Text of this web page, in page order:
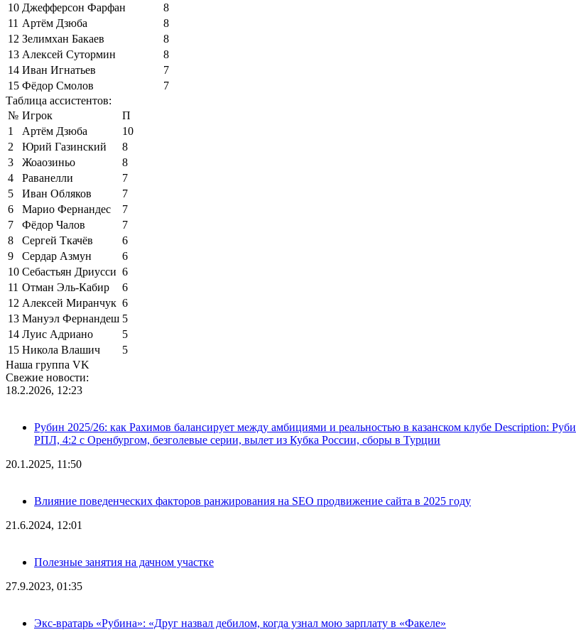
10 Джефферсон Фарфан
8
11 Артём Дзюба
8
12 Зелимхан Бакаев
8
13 Алексей Сутормин
8
14 Иван Игнатьев
7
15 Фёдор Смолов
7
Таблица ассистентов:
№ Игрок
П
1
Артём Дзюба
10
2
Юрий Газинский
8
3
Жоаозиньо
8
4
Раванелли
7
5
Иван Обляков
7
6
Марио Фернандес
7
7
Фёдор Чалов
7
8
Сергей Ткачёв
6
9
Сердар Азмун
6
10 Себастьян Дриусси 6
11 Отман Эль-Кабир
6
12 Алексей Миранчук 6
13 Мануэл Фернандеш 5
14 Луис Адриано
5
15 Никола Влашич
5
Наша группа VK
Свежие новости:
18.2.2026, 12:23
Рубин 2025/26: как Рахимов балансирует между амбициями и реальностью в казанском клубе Description:
РПЛ, 4:2 с Оренбургом, безголевые серии, вылет из Кубка России, сборы в Турции
20.1.2025, 11:50
Влияние поведенческих факторов ранжирования на SEO продвижение сайта в 2025 году
21.6.2024, 12:01
Полезные занятия на дачном участке
27.9.2023, 01:35
Экс-вратарь «Рубина»: «Друг назвал дебилом, когда узнал мою зарплату в «Факеле»